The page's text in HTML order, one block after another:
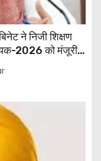
ने निजी शिक्षण
2026 को मंजूरी